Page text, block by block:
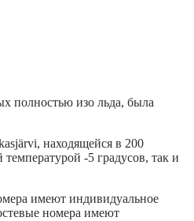
полностью изо льда, была
находящейся в 200
-5 градусов, так и
имеют индивидуальное
номера имеют